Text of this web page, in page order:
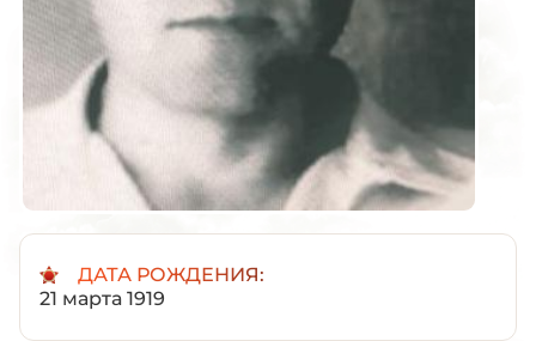
ДАТА РОЖДЕНИЯ:
21 марта 1919